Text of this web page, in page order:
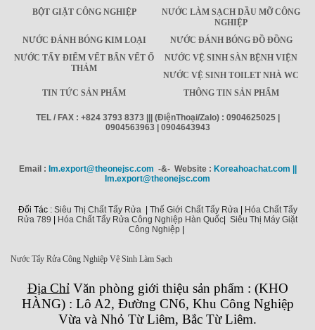
BỘT GIẶT CÔNG NGHIỆP
NƯỚC LÀM SẠCH DẦU MỠ CÔNG
NGHIỆP
NƯỚC ĐÁNH BÓNG KIM LOẠI
NƯỚC ĐÁNH BÓNG ĐỒ ĐỒNG
NƯỚC TẨY ĐIỂM VẾT BẨN VẾT Ố
THẢM
NƯỚC VỆ SINH SÀN BỆNH VIỆN
NƯỚC VỆ SINH TOILET NHÀ WC
TIN TỨC SẢN PHẨM
THÔNG TIN SẢN PHẨM
TEL / FAX : +824 3793 8373 ||| (ĐiệnThoại/Zalo) : 0904625025 |
0904563963 | 0904643943
Email : Im.export@theonejsc.com -&- Website : Koreahoachat.com ||
Im.export@theonejsc.com
Đối Tác : Siêu Thị Chất Tẩy Rửa | Thế Giới Chất Tẩy Rửa | Hóa Chất Tẩy
Rửa 789 | Hóa Chất Tẩy Rửa Công Nghiệp Hàn Quốc| Siêu Thị Máy Giặt
Công Nghiệp |
Nước Tẩy Rửa Công Nghiệp Vệ Sinh Làm Sạch
Địa ChỉVăn phòng giới thiệu sản phẩm : (KHO
HÀNG) : Lô A2, Đường CN6, Khu Công Nghiệp
Vừa và Nhỏ Từ Liêm, Bắc Từ Liêm.